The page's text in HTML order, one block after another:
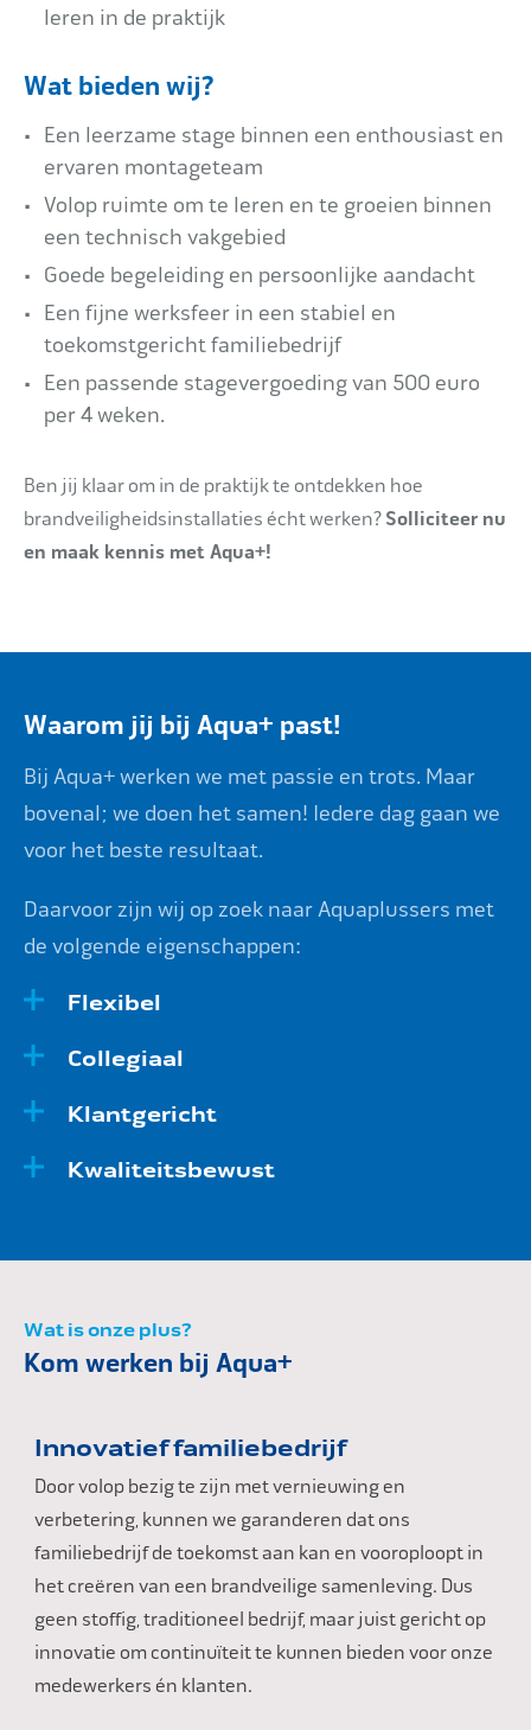
leren in de praktijk
Wat bieden wij?
Een leerzame stage binnen een enthousiast en
ervaren montageteam
Volop ruimte om te leren en te groeien binnen
een technisch vakgebied
Goede begeleiding en persoonlijke aandacht
Een fijne werksfeer in een stabiel en
toekomstgericht familiebedrijf
Een passende stagevergoeding van 500 euro
per 4 weken.
Ben jij klaar om in de praktijk te ontdekken hoe
brandveiligheidsinstallaties écht werken? Solliciteer nu
en maak kennis met Aqua+!
Waarom jij bij Aqua+ past!
Bij Aqua+ werken we met passie en trots. Maar
bovenal; we doen het samen! Iedere dag gaan we
voor het beste resultaat.
Daarvoor zijn wij op zoek naar Aquaplussers met
de volgende eigenschappen:
Flexibel
Collegiaal
Klantgericht
Kwaliteitsbewust
Wat is onze plus?
Kom werken bij Aqua+
Innovatief familiebedrijf
Door volop bezig te zijn met vernieuwing en
verbetering, kunnen we garanderen dat ons
familiebedrijf de toekomst aan kan en vooroploopt in
het creëren van een brandveilige samenleving. Dus
geen stoffig, traditioneel bedrijf, maar juist gericht op
innovatie om continuïteit te kunnen bieden voor onze
medewerkers én klanten.